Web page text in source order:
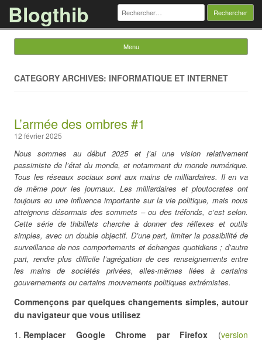
Blogthib Rechercher :
Menu
CATEGORY ARCHIVES: INFORMATIQUE ET INTERNET
L’armée des ombres #1
12 février 2025
Nous sommes au début 2025 et j’ai une vision relativement
pessimiste de l’état du monde, et notamment du monde numérique.
Tous les réseaux sociaux sont aux mains de milliardaires. Il en va
de même pour les journaux. Les milliardaires et ploutocrates ont
toujours eu une influence importante sur la vie politique, mais nous
atteignons désormais des sommets – ou des tréfonds, c’est selon.
Cette série de thibillets cherche à donner des réflexes et outils
simples, avec un double objectif. D’une part, limiter la possibilité de
surveillance de nos comportements et échanges quotidiens ; d’autre
part, rendre plus difficile l’agrégation de ces renseignements entre
les mains de sociétés privées, elles-mêmes liées à certains
gouvernements ou certains mouvements politiques extrémistes.
Commençons par quelques changements simples, autour
du navigateur que vous utilisez
Remplacer Google Chrome par Firefox (version